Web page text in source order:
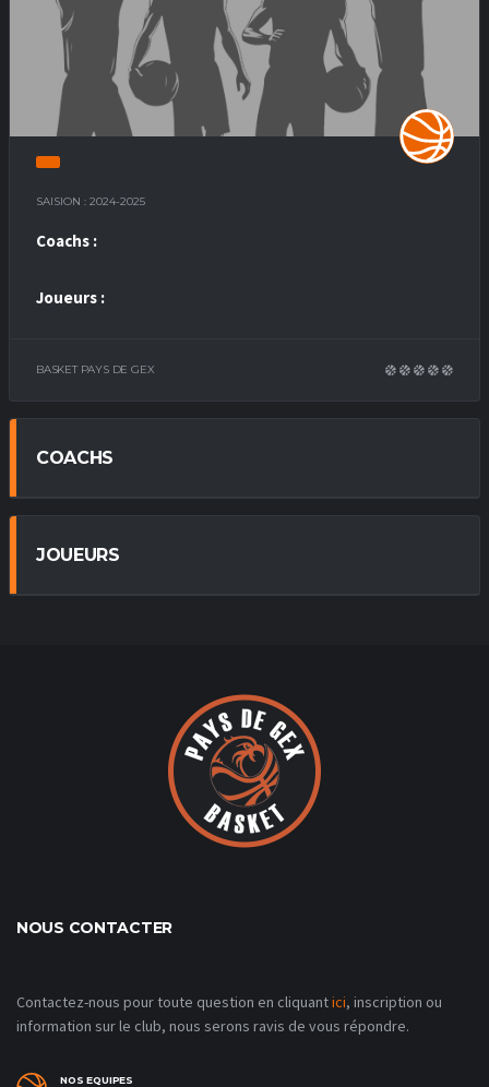
SAISION : 2024-2025
Coachs :
Joueurs :
BASKET PAYS DE GEX
COACHS
JOUEURS
NOUS CONTACTER
Contactez-nous pour toute question en cliquantici, inscription ou
information sur le club, nous serons ravis de vous répondre.
NOS EQUIPES